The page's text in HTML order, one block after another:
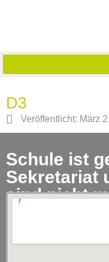
D3
Veröffentlicht: März
Schule ist
Sekretariat
sind nicht